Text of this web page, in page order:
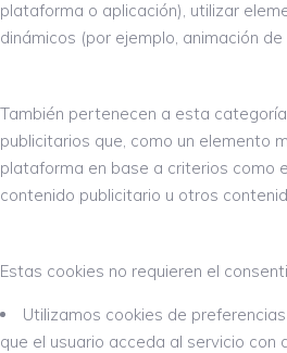
plataforma o aplicación), utilizar
dinámicos (por ejemplo, animación
También pertenecen a esta
publicitarios que, como un elemento
plataforma en base a criterios como
contenido publicitario u otros
Estas cookies no requieren el
Utilizamos cookies de
que el usuario acceda al servicio